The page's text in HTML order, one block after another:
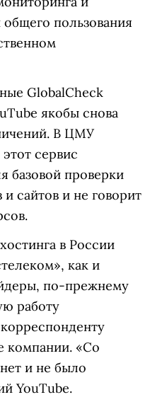
пользования
GlobalCheck
якобы снова
В ЦМУ
сервис
базовой проверки
сайтов и не говорит
в России
как и
по-прежнему
работу
компании. «Со
и не было
YouTube.